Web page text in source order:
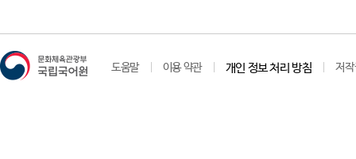
도움말 이용 약관 개인 정보 처리 방침 저